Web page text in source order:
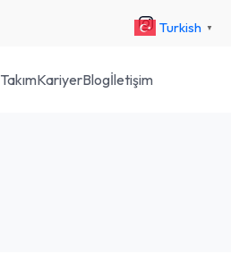
TakımKariyerBlogİletişim
Turkish ▼